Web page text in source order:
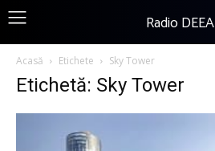
Radio DEEA
Acasă Etichete Sky Tower
Etichetă: Sky Tower